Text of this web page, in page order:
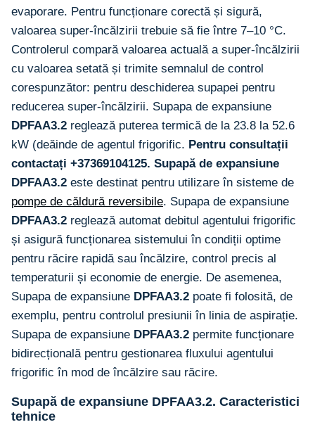
evaporare. Pentru funcționare corectă și sigură,
valoarea super-încălzirii trebuie să fie între 7–10 °C.
Controlerul compară valoarea actuală a super-încălzirii
cu valoarea setată și trimite semnalul de control
corespunzător: pentru deschiderea supapei pentru
reducerea super-încălzirii. Supapa de expansiune
DPFAA3.2 reglează puterea termică de la 23.8 la 52.6
kW (deăinde de agentul frigorific. Pentru consultații
contactați +37369104125. Supapă de expansiune
DPFAA3.2 este destinat pentru utilizare în sisteme de
pompe de căldură reversibile. Supapa de expansiune
DPFAA3.2 reglează automat debitul agentului frigorific
și asigură funcționarea sistemului în condiții optime
pentru răcire rapidă sau încălzire, control precis al
temperaturii și economie de energie. De asemenea,
Supapa de expansiune DPFAA3.2 poate fi folosită, de
exemplu, pentru controlul presiunii în linia de aspirație.
Supapa de expansiune DPFAA3.2 permite funcționare
bidirecțională pentru gestionarea fluxului agentului
frigorific în mod de încălzire sau răcire.
Supapă de expansiune DPFAA3.2. Caracteristici
tehnice